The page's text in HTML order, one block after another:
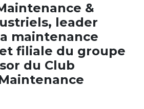
&
leader
maintenance
filiale du groupe
du Club